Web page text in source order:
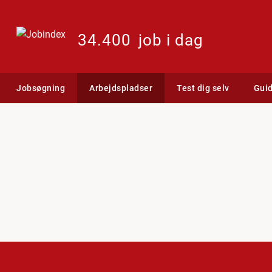
34.400 job i dag
Jobsøgning Arbejdspladser Test dig selv